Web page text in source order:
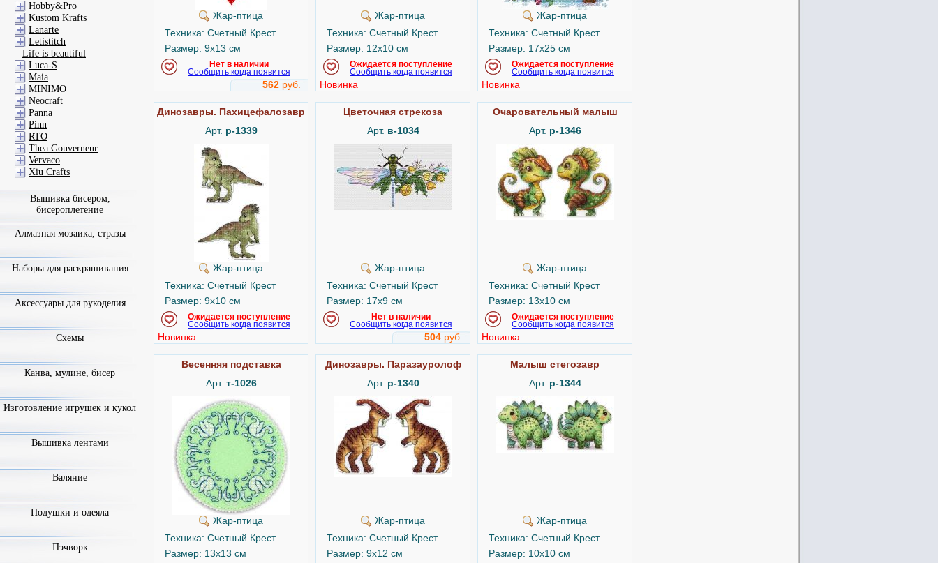
Жар-птица
Техника: Счетный Крест
Размер: 9x13 см
Нет в наличии
Сообщить когда появится
562 руб.
Жар-птица
Техника: Счетный Крест
Размер: 12x10 см
Ожидается поступление
Сообщить когда появится
Новинка
Жар-птица
Техника: Счетный Крест
Размер: 17x25 см
Ожидается поступление
Сообщить когда появится
Новинка
Динозавры. Пахицефалозавр
Арт. р-1339
Жар-птица
Техника: Счетный Крест
Размер: 9x10 см
Ожидается поступление
Сообщить когда появится
Новинка
Цветочная стрекоза
Арт. в-1034
Жар-птица
Техника: Счетный Крест
Размер: 17x9 см
Нет в наличии
Сообщить когда появится
504 руб.
Очаровательный малыш
Арт. р-1346
Жар-птица
Техника: Счетный Крест
Размер: 13x10 см
Ожидается поступление
Сообщить когда появится
Новинка
Весенняя подставка
Арт. т-1026
Жар-птица
Техника: Счетный Крест
Размер: 13x13 см
Динозавры. Паразауролоф
Арт. р-1340
Жар-птица
Техника: Счетный Крест
Размер: 9x12 см
Малыш стегозавр
Арт. р-1344
Жар-птица
Техника: Счетный Крест
Размер: 10x10 см
Hobby&Pro
Kustom Krafts
Lanarte
Letistitch
Life is beautiful
Luca-S
Maia
MINIMO
Neocraft
Panna
Pinn
RTO
Thea Gouverneur
Vervaco
Xiu Crafts
Вышивка бисером,
бисероплетение
Алмазная мозаика, стразы
Наборы для раскрашивания
Аксессуары для рукоделия
Схемы
Канва, мулине, бисер
Изготовление игрушек и кукол
Вышивка лентами
Валяние
Подушки и одеяла
Пэчворк